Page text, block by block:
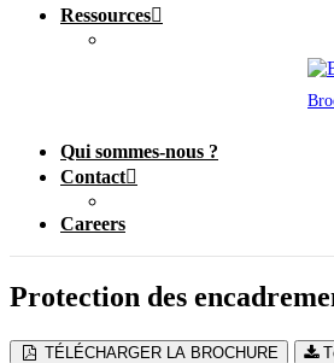
Ressources
Qui sommes-nous ?
Contact
Careers
Protection des
TÉLÉCHARGER LA BROCHURE